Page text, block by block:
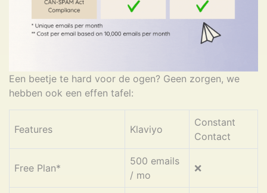
Een beetje te hard voor de ogen? Geen zorgen, we
hebben ook een effen tafel:
Features Klaviyo
Constant
Contact
Free Plan*
500 emails
/ mo
❌